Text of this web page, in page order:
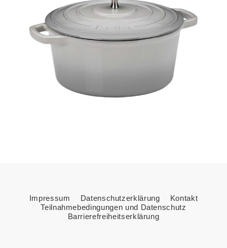
Impressum Datenschutzerklärung
Kontakt
Teilnahmebedingungen und Datenschutz
Barrierefreiheitserklärung